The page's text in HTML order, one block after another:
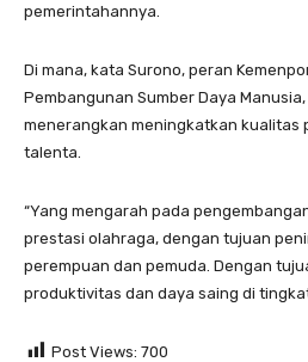
pemerintahannya.
Di mana, kata Surono, peran
Pembangunan Sumber Daya
menerangkan meningkatkan kualitas
talenta.
“Yang mengarah pada
prestasi olahraga, dengan tujuan
perempuan dan pemuda. Dengan
produktivitas dan daya saing di
Post Views: 700